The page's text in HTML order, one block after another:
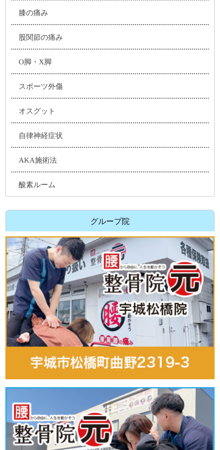
膝の痛み
股関節の痛み
O脚・X脚
スポーツ外傷
オスグット
自律神経症状
AKA施術法
酸素ルーム
グループ院